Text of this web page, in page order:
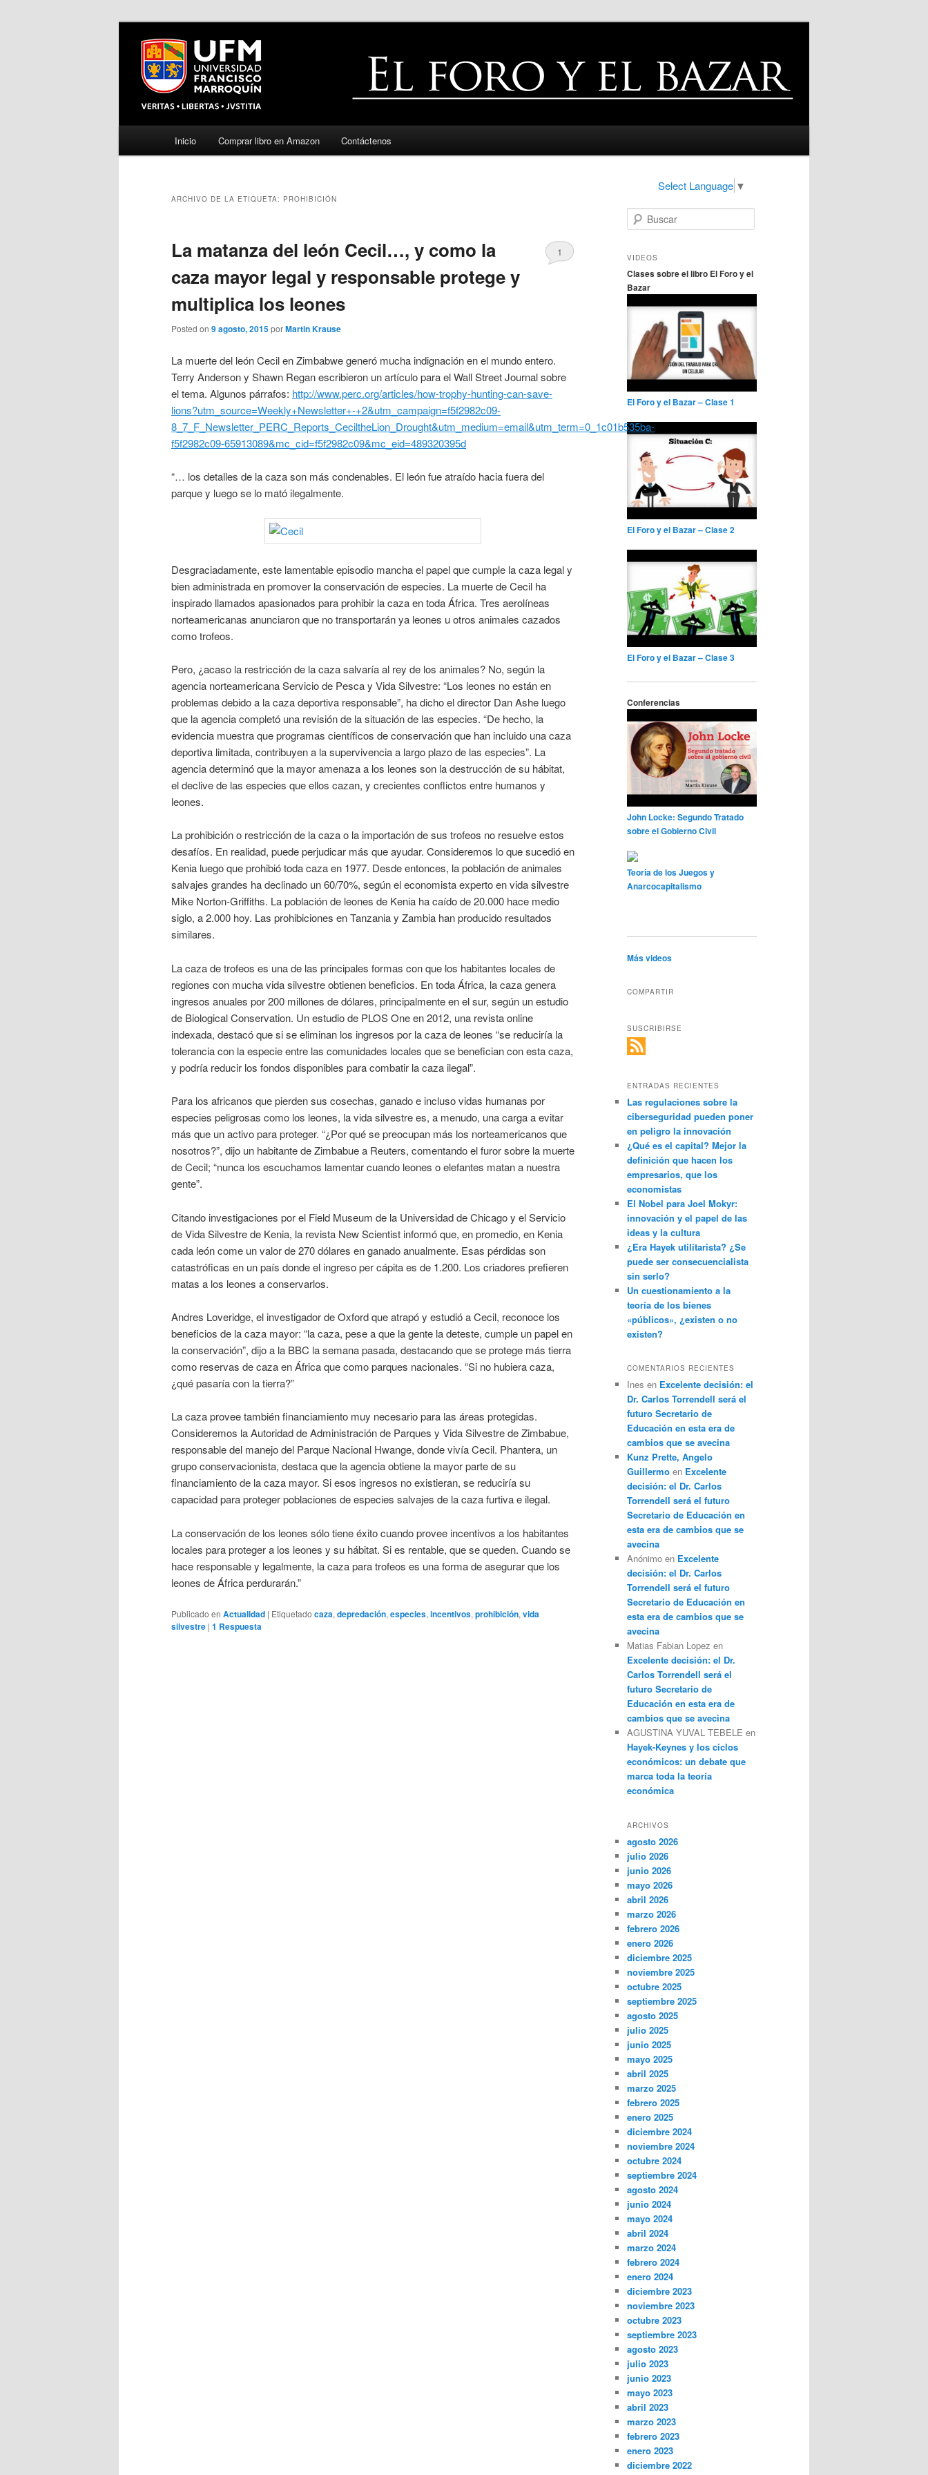
Ir
principal
Ir
secundario
Inicio Comprar libro en Amazon Contáctenos
Select Language ▼
ARCHIVO DE LA ETIQUETA: PROHIBICIÓN
La matanza del león Cecil…, y como la
caza mayor legal y responsable protege y
multiplica los leones
Posted on 9 agosto, 2015porMartin Krause
1
La muerte del león Cecil en Zimbabwe generó mucha indignación en el mundo entero.
Terry Anderson y Shawn Regan escribieron un artículo para el Wall Street Journal sobre
el tema. Algunos párrafos: http://www.perc.org/articles/how-trophy-hunting-can-save-
lions?utm_source=Weekly+Newsletter+-+2&utm_campaign=f5f2982c09-
8_7_F_Newsletter_PERC_Reports_CeciltheLion_Drought&utm_medium=email&utm_term=0_1c01b535ba-
f5f2982c09-65913089&mc_cid=f5f2982c09&mc_eid=489320395d
“… los detalles de la caza son más condenables. El león fue atraído hacia fuera del
parque y luego se lo mató ilegalmente.
Desgraciadamente, este lamentable episodio mancha el papel que cumple la caza legal y
bien administrada en promover la conservación de especies. La muerte de Cecil ha
inspirado llamados apasionados para prohibir la caza en toda África. Tres aerolíneas
norteamericanas anunciaron que no transportarán ya leones u otros animales cazados
como trofeos.
Pero, ¿acaso la restricción de la caza salvaría al rey de los animales? No, según la
agencia norteamericana Servicio de Pesca y Vida Silvestre: “Los leones no están en
problemas debido a la caza deportiva responsable”, ha dicho el director Dan Ashe luego
que la agencia completó una revisión de la situación de las especies. “De hecho, la
evidencia muestra que programas científicos de conservación que han incluido una caza
deportiva limitada, contribuyen a la supervivencia a largo plazo de las especies”. La
agencia determinó que la mayor amenaza a los leones son la destrucción de su hábitat,
el declive de las especies que ellos cazan, y crecientes conflictos entre humanos y
leones.
La prohibición o restricción de la caza o la importación de sus trofeos no resuelve estos
desafíos. En realidad, puede perjudicar más que ayudar. Consideremos lo que sucedió en
Kenia luego que prohibió toda caza en 1977. Desde entonces, la población de animales
salvajes grandes ha declinado un 60/70%, según el economista experto en vida silvestre
Mike Norton-Griffiths. La población de leones de Kenia ha caído de 20.000 hace medio
siglo, a 2.000 hoy. Las prohibiciones en Tanzania y Zambia han producido resultados
similares.
La caza de trofeos es una de las principales formas con que los habitantes locales de
regiones con mucha vida silvestre obtienen beneficios. En toda África, la caza genera
ingresos anuales por 200 millones de dólares, principalmente en el sur, según un estudio
de Biological Conservation. Un estudio de PLOS One en 2012, una revista online
indexada, destacó que si se eliminan los ingresos por la caza de leones “se reduciría la
tolerancia con la especie entre las comunidades locales que se benefician con esta caza,
y podría reducir los fondos disponibles para combatir la caza ilegal”.
Para los africanos que pierden sus cosechas, ganado e incluso vidas humanas por
especies peligrosas como los leones, la vida silvestre es, a menudo, una carga a evitar
más que un activo para proteger. “¿Por qué se preocupan más los norteamericanos que
nosotros?”, dijo un habitante de Zimbabue a Reuters, comentando el furor sobre la muerte
de Cecil; “nunca los escuchamos lamentar cuando leones o elefantes matan a nuestra
gente”.
Citando investigaciones por el Field Museum de la Universidad de Chicago y el Servicio
de Vida Silvestre de Kenia, la revista New Scientist informó que, en promedio, en Kenia
cada león come un valor de 270 dólares en ganado anualmente. Esas pérdidas son
catastróficas en un país donde el ingreso per cápita es de 1.200. Los criadores prefieren
matas a los leones a conservarlos.
Andres Loveridge, el investigador de Oxford que atrapó y estudió a Cecil, reconoce los
beneficios de la caza mayor: “la caza, pese a que la gente la deteste, cumple un papel en
la conservación”, dijo a la BBC la semana pasada, destacando que se protege más tierra
como reservas de caza en África que como parques nacionales. “Si no hubiera caza,
¿qué pasaría con la tierra?”
La caza provee también financiamiento muy necesario para las áreas protegidas.
Consideremos la Autoridad de Administración de Parques y Vida Silvestre de Zimbabue,
responsable del manejo del Parque Nacional Hwange, donde vivía Cecil. Phantera, un
grupo conservacionista, destaca que la agencia obtiene la mayor parte de su
financiamiento de la caza mayor. Si esos ingresos no existieran, se reduciría su
capacidad para proteger poblaciones de especies salvajes de la caza furtiva e ilegal.
La conservación de los leones sólo tiene éxito cuando provee incentivos a los habitantes
locales para proteger a los leones y su hábitat. Si es rentable, que se queden. Cuando se
hace responsable y legalmente, la caza para trofeos es una forma de asegurar que los
leones de África perdurarán.”
Publicado en Actualidad | Etiquetado caza, depredación, especies, incentivos, prohibición, vida
silvestre | 1 Respuesta
u
c
r
VIDEOS
Clases sobre el libro El Foro y el
Bazar
El Foro y el Bazar – Clase 1
El Foro y el Bazar – Clase 2
El Foro y el Bazar – Clase 3
Conferencias
John Locke: Segundo Tratado
sobre el Gobierno Civil
Teoría de los Juegos y
Anarcocapitalismo
Más videos
COMPARTIR
SUSCRIBIRSE
ENTRADAS RECIENTES
Las regulaciones sobre la
ciberseguridad pueden poner
en peligro la innovación
¿Qué es el capital? Mejor la
definición que hacen los
empresarios, que los
economistas
El Nobel para Joel Mokyr:
innovación y el papel de las
ideas y la cultura
¿Era Hayek utilitarista? ¿Se
puede ser consecuencialista
sin serlo?
Un cuestionamiento a la
teoría de los bienes
«públicos», ¿existen o no
existen?
COMENTARIOS RECIENTES
Ines en Excelente decisión: el
Dr. Carlos Torrendell será el
futuro Secretario de
Educación en esta era de
cambios que se avecina
Kunz Prette, Angelo
Guillermo en Excelente
decisión: el Dr. Carlos
Torrendell será el futuro
Secretario de Educación en
esta era de cambios que se
avecina
Anónimo en Excelente
decisión: el Dr. Carlos
Torrendell será el futuro
Secretario de Educación en
esta era de cambios que se
avecina
Matias Fabian Lopez en
Excelente decisión: el Dr.
Carlos Torrendell será el
futuro Secretario de
Educación en esta era de
cambios que se avecina
AGUSTINA YUVAL TEBELE en
Hayek-Keynes y los ciclos
económicos: un debate que
marca toda la teoría
económica
ARCHIVOS
agosto 2026
julio 2026
junio 2026
mayo 2026
abril 2026
marzo 2026
febrero 2026
enero 2026
diciembre 2025
noviembre 2025
octubre 2025
septiembre 2025
agosto 2025
julio 2025
junio 2025
mayo 2025
abril 2025
marzo 2025
febrero 2025
enero 2025
diciembre 2024
noviembre 2024
octubre 2024
septiembre 2024
agosto 2024
junio 2024
mayo 2024
abril 2024
marzo 2024
febrero 2024
enero 2024
diciembre 2023
noviembre 2023
octubre 2023
septiembre 2023
agosto 2023
julio 2023
junio 2023
mayo 2023
abril 2023
marzo 2023
febrero 2023
enero 2023
diciembre 2022